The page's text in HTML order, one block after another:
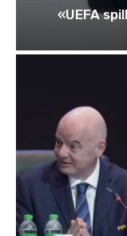
«UEFA